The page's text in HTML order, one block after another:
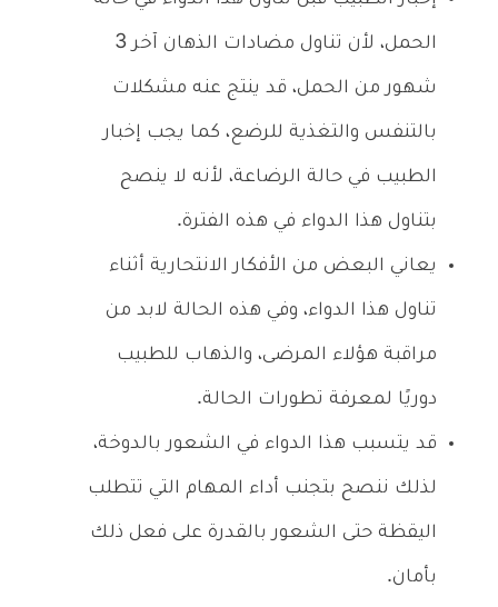
الحمل، لأن تناول مضادات الذهان آخر 3
شهور من الحمل، قد ينتج عنه مشكلات
بالتنفس والتغذية للرضع، كما يجب إخبار
الطبيب في حالة الرضاعة، لأنه لا ينصح
بتناول هذا الدواء في هذه الفترة.
يعاني البعض من الأفكار الانتحارية أثناء
تناول هذا الدواء، وفي هذه الحالة لابد من
مراقبة هؤلاء المرضى، والذهاب للطبيب
دوريًا لمعرفة تطورات الحالة.
قد يتسبب هذا الدواء في الشعور بالدوخة،
لذلك ننصح بتجنب أداء المهام التي تتطلب
اليقظة حتى الشعور بالقدرة على فعل ذلك
بأمان.